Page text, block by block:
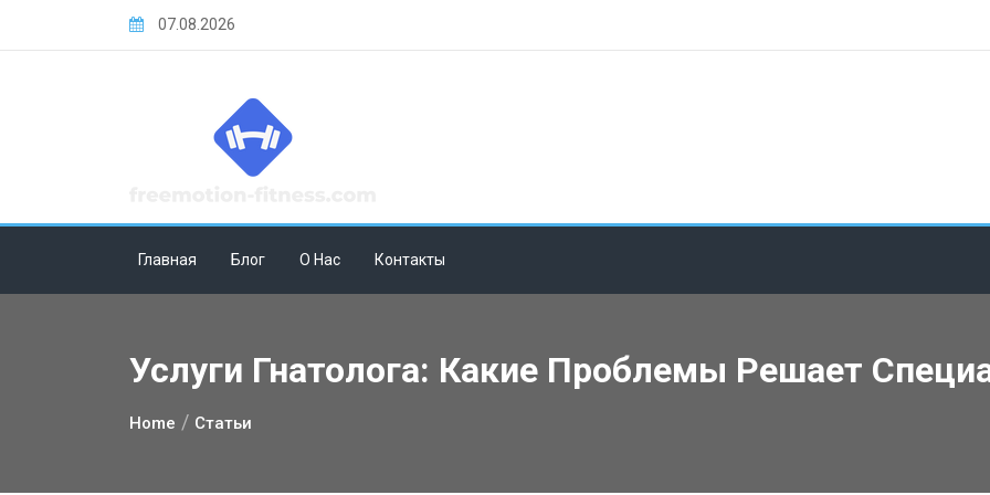
07.08.2026
Главная Блог О Нас Контакты
Услуги Гнатолога: Какие Проблемы Решает
Home Статьи